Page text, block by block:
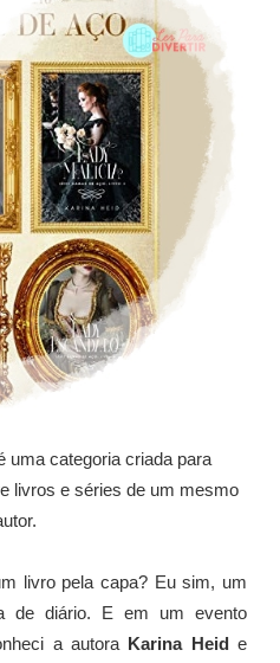
uma categoria criada para
livros e séries de um mesmo
livro pela capa? Eu sim, um
de diário. E em um evento
a autora Karina Heide